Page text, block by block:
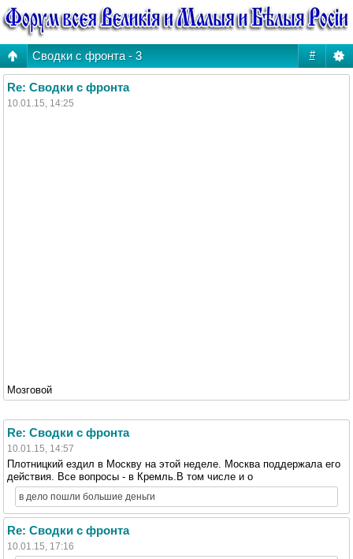
#
Сводки с фронта - 3
Re: Сводки с фронта
10.01.15, 14:25
Мозговой
Re: Сводки с фронта
10.01.15, 14:57
Плотницкий ездил в Москву на этой неделе. Москва поддержала его
действия. Все вопросы - в Кремль.В том числе и о
в дело пошли большие деньги
Re: Сводки с фронта
10.01.15, 17:16